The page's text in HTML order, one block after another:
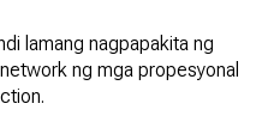
lamang nagpapakita ng
ng mga propesyonal